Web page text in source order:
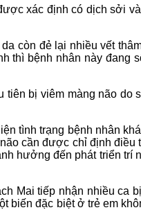
xác định có dịch sởi
còn đẻ lại nhiều vết
thì bệnh nhân này đang
bị viêm màng não
tình trạng bệnh nhân
cần được chỉ định
hưởng đến phát triển trí
Mai tiếp nhận nhiều
biến đặc biệt ở trẻ em